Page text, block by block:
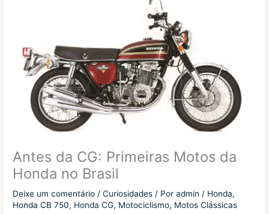
Antes da CG: Primeiras Motos da
Honda no Brasil
Deixe um comentário /Curiosidades / Poradmin / Honda,
Honda CB 750, Honda CG, Motociclismo, Motos Clássicas